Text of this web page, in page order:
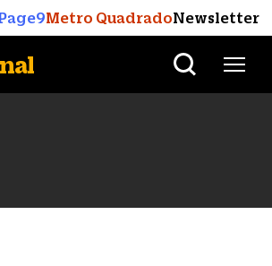
Metro QuadradoNewsletter